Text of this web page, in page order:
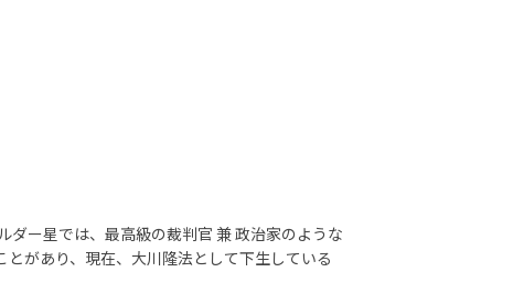
ー星では、最高級の裁判官 兼 政治家のような
があり、現在、大川隆法として下生している